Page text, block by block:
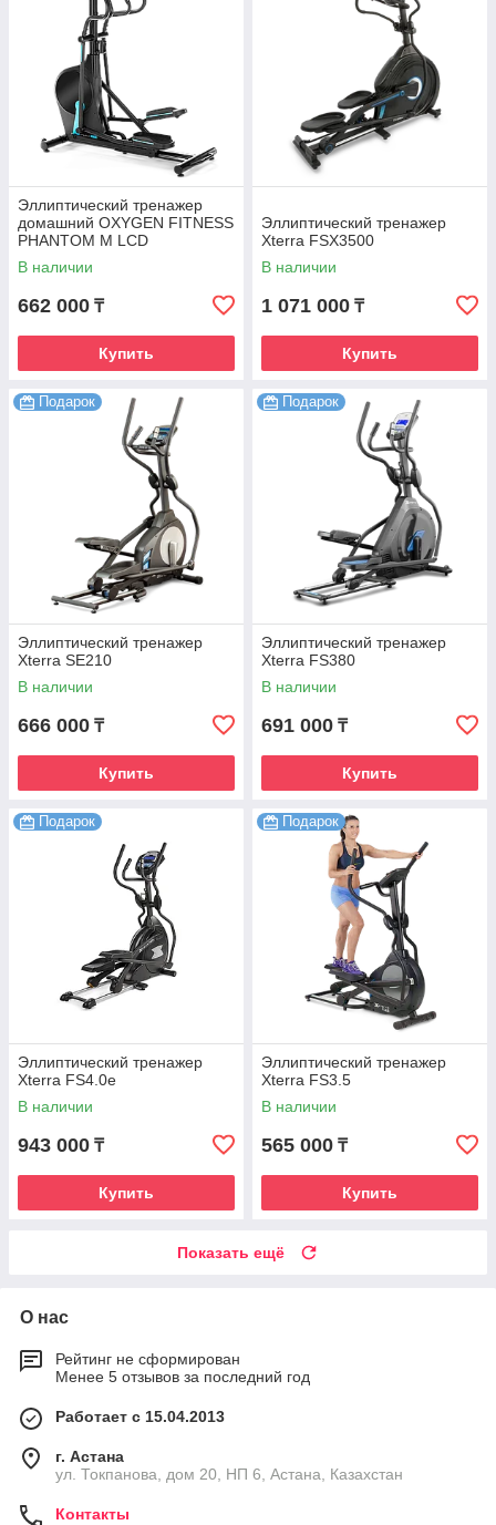
Эллиптический тренажер
домашний OXYGEN FITNESS
PHANTOM M LCD
В наличии
662 000 ₸
Купить
Эллиптический тренажер
Xterra FSX3500
В наличии
1 071 000 ₸
Купить
Подарок
Эллиптический тренажер
Xterra SE210
В наличии
666 000 ₸
Купить
Подарок
Эллиптический тренажер
Xterra FS380
В наличии
691 000 ₸
Купить
Подарок
Эллиптический тренажер
Xterra FS4.0е
В наличии
943 000 ₸
Купить
Подарок
Эллиптический тренажер
Xterra FS3.5
В наличии
565 000 ₸
Купить
Показать ещё
О нас
Рейтинг не сформирован
Менее 5 отзывов за последний год
Работает с 15.04.2013
г. Астана
ул. Токпанова, дом 20, НП 6, Астана, Казахстан
Контакты